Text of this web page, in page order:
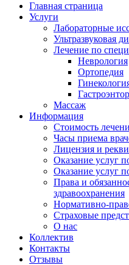
Главная страница
Услуги
Лабораторные
Ультразвуковая
Лечение по
Неврология
Ортопедия
Массаж
Информация
Стоимость
Часы приема
Лицензия и
Оказание услуг
Оказание услуг
Права и
здравоохранения
Нормативно-
Страховые
О нас
Коллектив
Контакты
Отзывы